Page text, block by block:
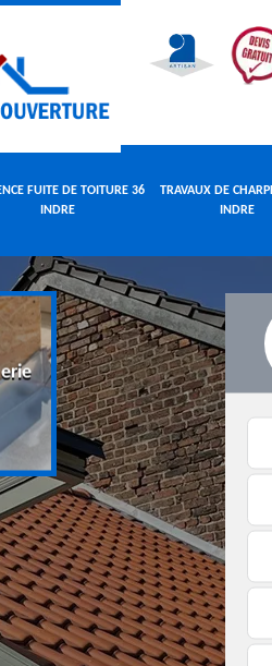
FUITE DE TOITURE 36
INDRE
TRAVAUX DE
INDRE
Urgence fuite de
toiture 36 Indre